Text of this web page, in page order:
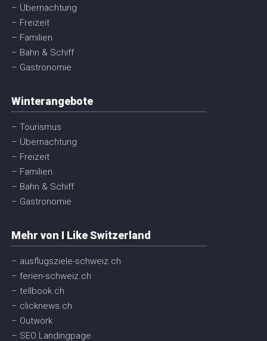
– Übernachtung
– Freizeit
– Familien
– Bahn & Schiff
– Gastronomie
Winterangebote
– Tourismus
– Übernachtung
– Freizeit
– Familien
– Bahn & Schiff
– Gastronomie
Mehr von I Like Switzerland
– ausflugsziele-schweiz.ch
– ferien-schweiz.ch
– tellbook.ch
– clicknews.ch
– Outwork
– SEO Landingpage